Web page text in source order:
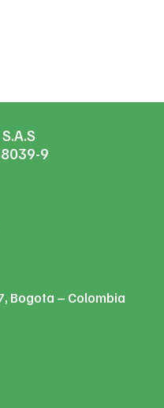
9
Bogota – Colombia